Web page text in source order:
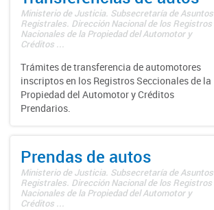
Ministerio de Justicia. Subsecretaría de Asuntos
Registrales. Dirección Nacional de los Registros
Nacionales de la Propiedad del Automotor y
Créditos ...
Trámites de transferencia de automotores
inscriptos en los Registros Seccionales de la
Propiedad del Automotor y Créditos
Prendarios.
Prendas de autos
Ministerio de Justicia. Subsecretaría de Asuntos
Registrales. Dirección Nacional de los Registros
Nacionales de la Propiedad del Automotor y
Créditos ...